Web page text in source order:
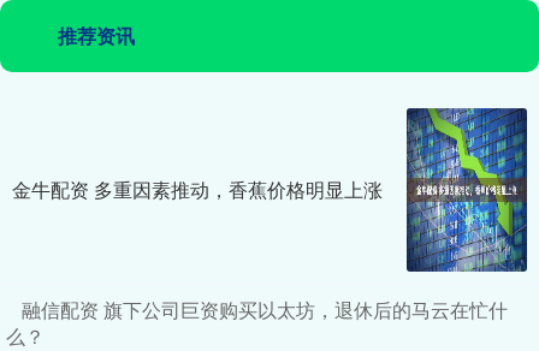
推荐资讯
金牛配资 多重因素推动，香蕉价格明显上涨
融信配资 旗下公司巨资购买以太坊，退休后的马云在忙什
么？